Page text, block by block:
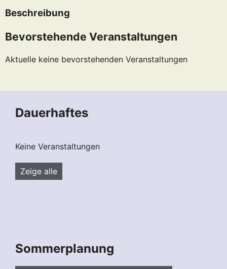
Beschreibung
Bevorstehende Veranstaltungen
Aktuelle keine bevorstehenden Veranstaltungen
Dauerhaftes
Keine Veranstaltungen
Zeige alle
Sommerplanung